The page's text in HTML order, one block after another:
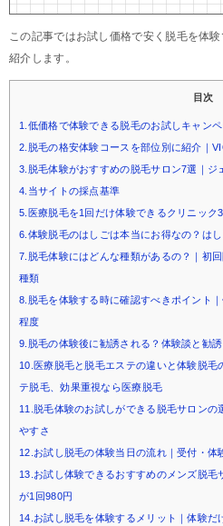
この記事ではお試し価格で安く脱毛を体
紹介します。
目次
1.低価格で体験できる脱毛のお試しキャン
2.脱毛の格安体験コースを部位別に紹介｜
3.脱毛体験がおすすめの脱毛サロン7選｜ジ
4.当サイトの採点基準
5.医療脱毛を1回だけ体験できるクリニック
6.体験脱毛のはしごは本当にお得なの？は
7.脱毛体験にはどんな種類があるの？｜初
種類
8.脱毛を体験する時に確認すべきポイント
程度
9.脱毛の体験後に勧誘される？体験談と勧
10.医療脱毛と脱毛エステの違いと体験脱毛
テ脱毛、効果重視なら医療脱毛
11.脱毛体験のお試しができる脱毛サロン
やすさ
12.お試し脱毛の体験当日の流れ｜受付・体
13.お試し体験できるおすすめのメンズ脱
が1回980円
14.お試し脱毛を体験するメリット｜体験だ